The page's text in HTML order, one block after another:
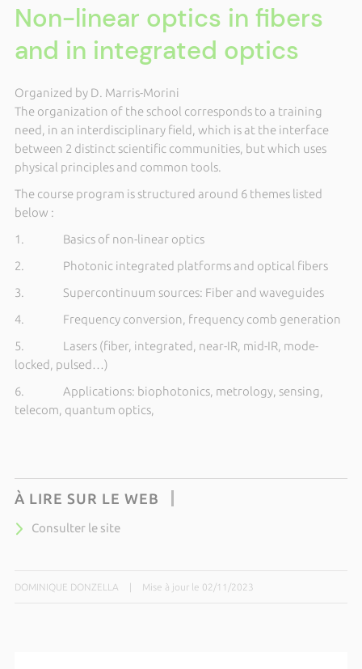
Non-linear optics in fibers
and in integrated optics
Organized by D. Marris-Morini
The organization of the school corresponds to a training
need, in an interdisciplinary field, which is at the interface
between 2 distinct scientific communities, but which uses
physical principles and common tools.
The course program is structured around 6 themes listed
below :
1. Basics of non-linear optics
2. Photonic integrated platforms and optical fibers
3. Supercontinuum sources: Fiber and waveguides
4. Frequency conversion, frequency comb generation
5. Lasers (fiber, integrated, near-IR, mid-IR, mode-
locked, pulsed…)
6. Applications: biophotonics, metrology, sensing,
telecom, quantum optics,
À LIRE SUR LE WEB
Consulter le site
DOMINIQUE DONZELLA Mise à jour le 02/11/2023